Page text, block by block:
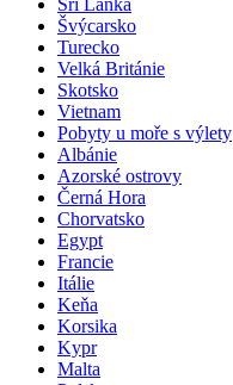
Srí Lanka
Švýcarsko
Turecko
Velká Británie
Skotsko
Vietnam
Pobyty u moře s výlety
Albánie
Azorské ostrovy
Černá Hora
Chorvatsko
Egypt
Francie
Itálie
Keňa
Korsika
Kypr
Malta